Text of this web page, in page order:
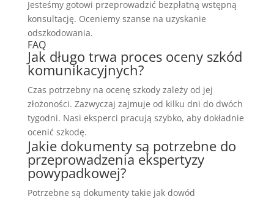
Jesteśmy gotowi przeprowadzić bezpłatną wstępną
konsultację. Oceniemy szanse na uzyskanie
odszkodowania.
FAQ
Jak długo trwa proces oceny szkód
komunikacyjnych?
Czas potrzebny na ocenę szkody zależy od jej
złożoności. Zazwyczaj zajmuje od kilku dni do dwóch
tygodni. Nasi eksperci pracują szybko, aby dokładnie
ocenić szkodę.
Jakie dokumenty są potrzebne do
przeprowadzenia ekspertyzy
powypadkowej?
Potrzebne są dokumenty takie jak dowód